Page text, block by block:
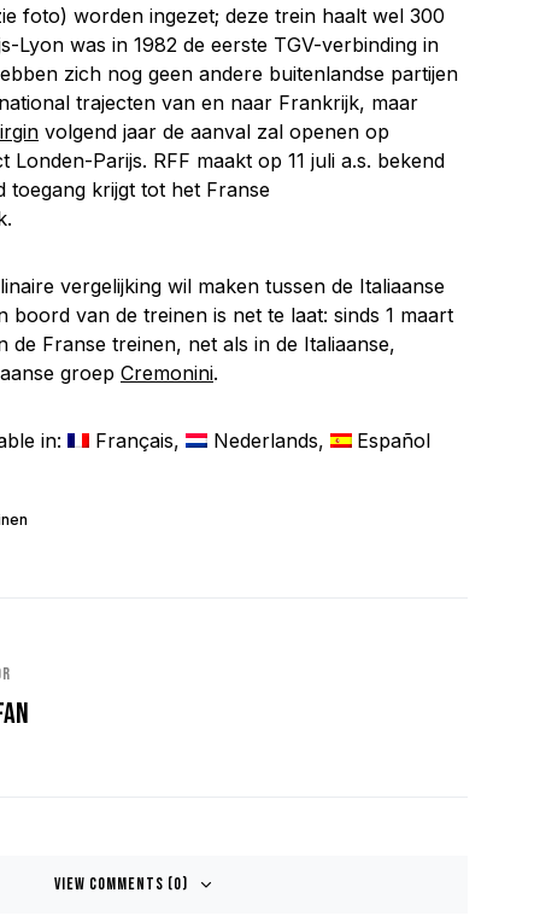
foto) worden ingezet; deze trein haalt wel 300
Lyon was in 1982 de eerste TGV-verbinding in
zich nog geen andere buitenlandse partijen
trajecten van en naar Frankrijk, maar
volgend jaar de aanval zal openen op
Londen-Parijs. RFF maakt op 11 juli a.s. bekend
toegang krijgt tot het Franse
vergelijking wil maken tussen de Italiaanse
boord van de treinen is net te laat: sinds 1 maart
de Franse treinen, net als in de Italiaanse,
groep Cremonini.
in: Français Nederlands Español
View Comments (0)